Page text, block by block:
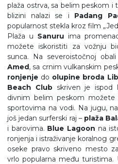
plaža ostrva, sa belim peskom i
blizini nalazi se i Padang
popularnost stekla kroz film
Plaža u Sanuru ima
možete iskoristiti za vožnju
sunca. Na severoistočnoj
Amed, sa crnim vulkanskim
ronjenje do olupine broda
Beach Clubskriven je ispod
divnim belim peskom
sportovima na vodi. Na jugu,
još jedan surferski raj – plaža
i barovima. Blue Lagoon na
ronjenja i istraživanje koralnog
oseke pravo skriveno mesto
vrlo popularna među turistima.